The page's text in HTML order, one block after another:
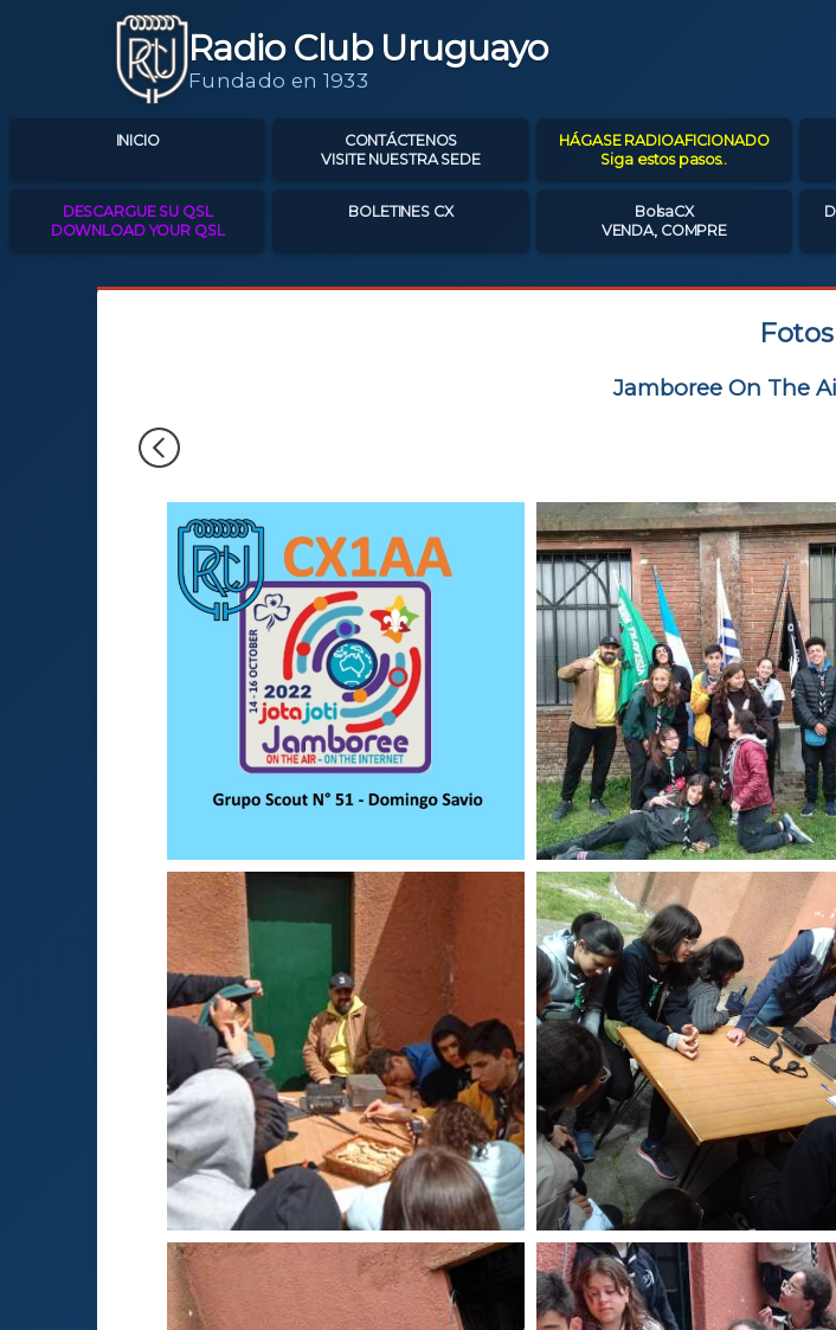
Radio Club Uruguayo
Fundado en 1933
INICIO
CONTÁCTENOS
VISITE NUESTRA SEDE
HÁGASE RADIOAFICIONADO
Siga estos pasos..
DESCARGUE SU QSL
DOWNLOAD YOUR QSL
BOLETINES CX
BolsaCX
VENDA, COMPRE
Fotos
Jamboree On The